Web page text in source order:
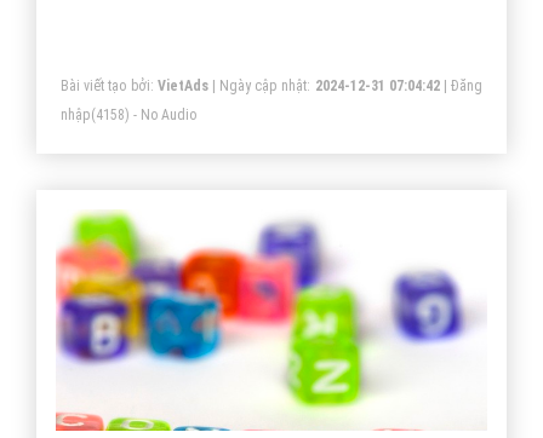
Bài viết tạo bởi: VietAds| Ngày cập nhật: 2024-12-31 07:04:42|Đăng
nhập(4158) - No Audio